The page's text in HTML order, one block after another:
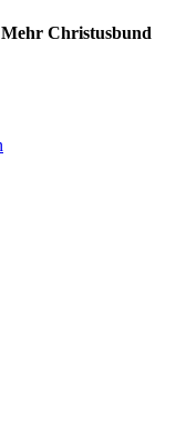
Mehr Christusbund